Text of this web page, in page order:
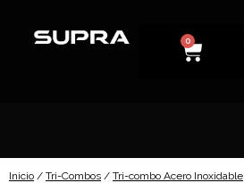
0
Inicio / Tri-Combos / Tri-combo Acero Inoxidable